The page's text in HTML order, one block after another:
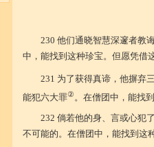
230 他们通晓智慧深邃者教
中，能找到这种珍宝。但愿凭借
231 为了获得真谛，他摒弃
能犯六大罪②。在僧团中，能找
232 倘若他的身、言或心犯
不可能的。在僧团中，能找到这